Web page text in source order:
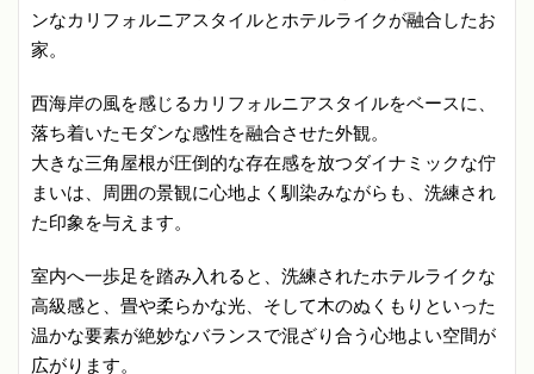
ンなカリフォルニアスタイルとホテルライクが融合したお
家。
西海岸の風を感じるカリフォルニアスタイルをベースに、
落ち着いたモダンな感性を融合させた外観。
大きな三角屋根が圧倒的な存在感を放つダイナミックな佇
まいは、周囲の景観に心地よく馴染みながらも、洗練され
た印象を与えます。
室内へ一歩足を踏み入れると、洗練されたホテルライクな
高級感と、畳や柔らかな光、そして木のぬくもりといった
温かな要素が絶妙なバランスで混ざり合う心地よい空間が
広がります。